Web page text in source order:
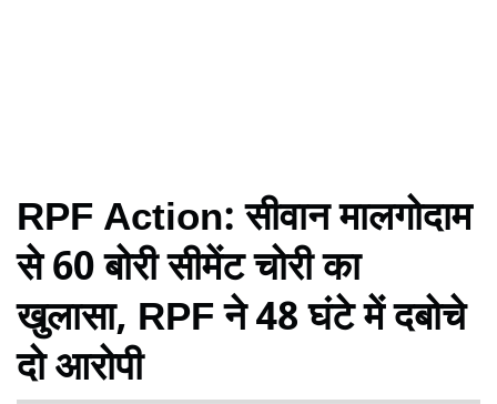
RPF Action: सीवान मालगोदाम
से 60 बोरी सीमेंट चोरी का
खुलासा, RPF ने 48 घंटे में दबोचे
दो आरोपी